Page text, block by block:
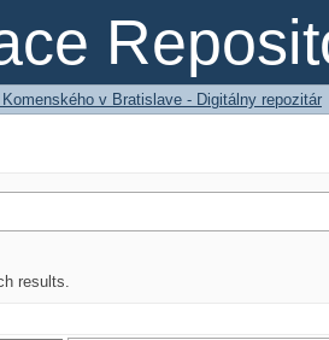
v Bratislave - Digitálny repozitár
results.